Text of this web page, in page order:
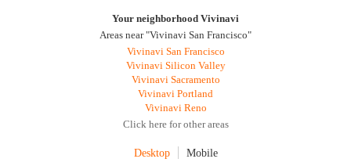
Your neighborhood Vivinavi
Areas near "Vivinavi San Francisco"
Vivinavi San Francisco
Vivinavi Silicon Valley
Vivinavi Sacramento
Vivinavi Portland
Vivinavi Reno
Click here for other areas
Desktop Mobile